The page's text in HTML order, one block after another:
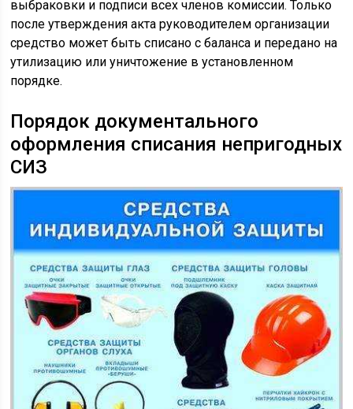
выбраковки и подписи всех членов комиссии. Только
после утверждения акта руководителем организации
средство может быть списано с баланса и передано на
утилизацию или уничтожение в установленном
порядке.
Порядок документального
оформления списания непригодных
СИЗ